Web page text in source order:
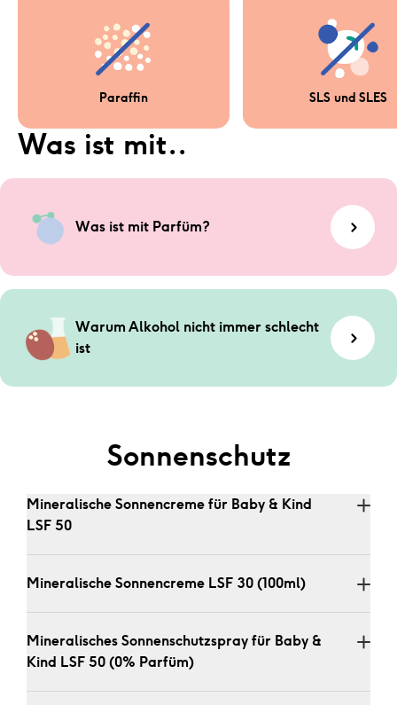
Paraffin SLS und SLES
Was ist mit..
Was ist mit Parfüm?
Warum Alkohol nicht immer schlecht
ist
Sonnenschutz
Mineralische Sonnencreme für Baby & Kind
LSF 50
Mineralische Sonnencreme LSF 30 (100ml)
Mineralisches Sonnenschutzspray für Baby &
Kind LSF 50 (0% Parfüm)